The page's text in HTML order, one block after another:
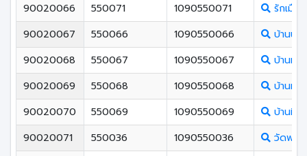
90020066
550071 1090550071
รักเมือ
90020067
550066 1090550066
บ้านนา
90020068
550067 1090550067
บ้านทุ่ง
90020069
550068 1090550068
บ้านท่า
90020070
550069 1090550069
บ้านหิน
90020071
550036 1090550036
วัดพรุเ